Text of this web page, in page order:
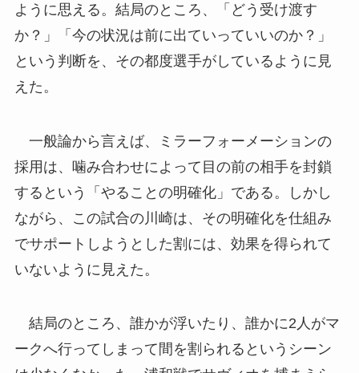
ように思える。結局のところ、「どう受け渡す
か？」「今の状況は前に出ていっていいのか？」
という判断を、その都度選手がしているように見
えた。
一般論から言えば、ミラーフォーメーションの
採用は、噛み合わせによって目の前の相手を封鎖
するという「やることの明確化」である。しかし
ながら、この試合の川崎は、その明確化を仕組み
でサポートしようとした割には、効果を得られて
いないように見えた。
結局のところ、誰かが浮いたり、誰かに2人がマ
ークへ行ってしまって間を割られるというシーン